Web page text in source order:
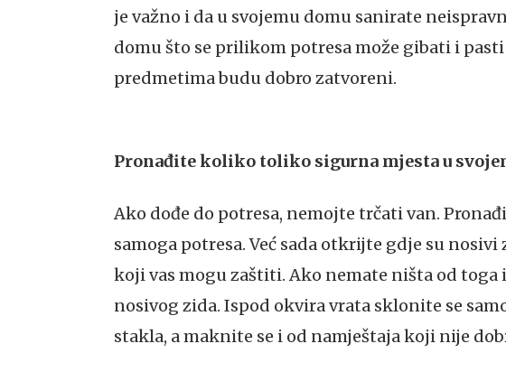
je važno i da u svojemu domu sanirate
domu što se prilikom potresa može gibati i
predmetima budu dobro zatvoreni.
Pronađite koliko toliko sigurna mjesta u
Ako dođe do potresa, nemojte trčati van.
samoga potresa. Već sada otkrijte gdje su
koji vas mogu zaštiti. Ako nemate ništa od
nosivog zida. Ispod okvira vrata sklonite se
stakla, a maknite se i od namještaja koji nije